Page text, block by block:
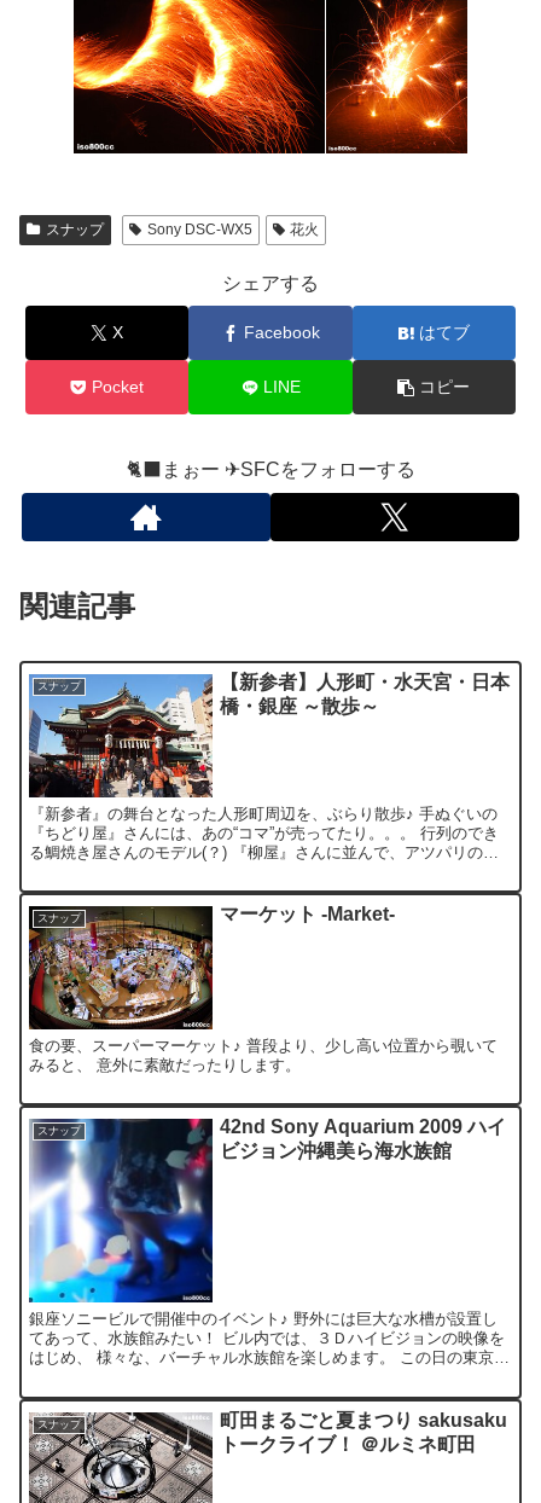
スナップ Sony DSC-WX5 花火
シェアする
X Facebook はてブ
Pocket LINE コピー
🐈‍⬛まぉー ✈︎SFCをフォローする
関連記事
スナップ
【新参者】人形町・水天宮・日本
橋・銀座 ～散歩～
『新参者』の舞台となった人形町周辺を、ぶらり散歩♪ 手ぬぐいの
『ちどり屋』さんには、あの“コマ”が売ってたり。。。 行列のでき
る鯛焼き屋さんのモデル(？) 『柳屋』さんに並んで、アツパリの鯛
スナップ マーケット -Market-
食の要、スーパーマーケット♪ 普段より、少し高い位置から覗いて
みると、 意外に素敵だったりします。
スナップ
42nd Sony Aquarium 2009 ハイ
ビジョン沖縄美ら海水族館
銀座ソニービルで開催中のイベント♪ 野外には巨大な水槽が設置し
てあって、水族館みたい！ ビル内では、３Ｄハイビジョンの映像を
はじめ、 様々な、バーチャル水族館を楽しめます。 この日の東京
スナップ
町田まるごと夏まつり sakusaku
トークライブ！ ＠ルミネ町田